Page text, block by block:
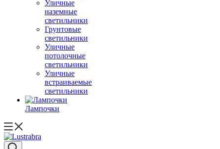
Уличные
наземные
светильники
Грунтовые
светильники
Уличные
потолочные
светильники
Уличные
встраиваемые
светильники
Лампочки